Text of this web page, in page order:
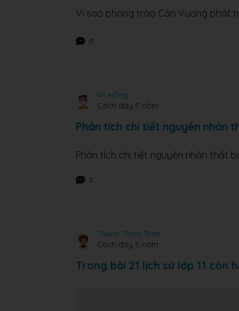
Vì sao phong trào Cần Vương phát
0
Vt Hồng
Cách đây 5 năm
Phân tích chi tiết nguyên nhân
Phân tích chi tiết nguyên nhân thất
0
Thanh Thao Tran
Cách đây 5 năm
Trong bài 21 lịch sử lớp 11 còn